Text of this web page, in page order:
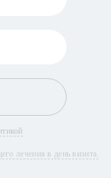
лечения в день визита.